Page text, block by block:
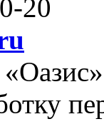
20